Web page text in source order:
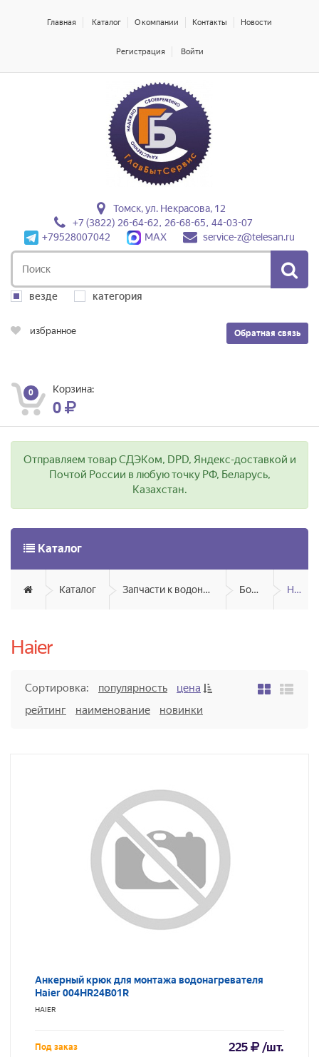
Главная Каталог О компании Контакты Новости
Регистрация Войти
Томск, ул. Некрасова, 12
+7 (3822) 26-64-62, 26-68-65, 44-03-07
+79528007042
MAX service-z@telesan.ru
везде категория
Обратная связь
избранное
0 Корзина:
0
Отправляем товар СДЭКом, DPD, Яндекс-доставкой и
Почтой России в любую точку РФ, Беларусь,
Казахстан.
Каталог
Каталог Запчасти к водонагревателям Бойлеры Haier
Haier
Сортировка: популярность
цена
рейтинг
наименование новинки
Анкерный крюк для монтажа водонагревателя
Haier 004HR24B01R
HAIER
Под заказ 225 /шт.